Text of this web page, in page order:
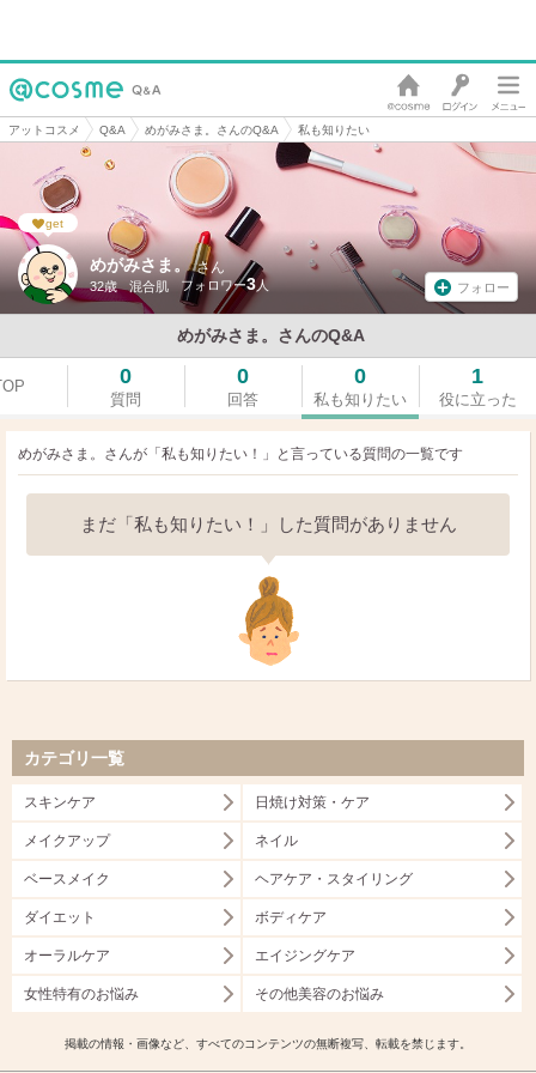
アットコスメ Q&A めがみさま。さんのQ&A 私も知りたい
めがみさま。 さん
32歳 混合肌 3 フォロー
めがみさま。さんのQ&A
get
0
質問
0
回答
0
私も知りたい
1
役に立った
めがみさま。さんが「私も知りたい！」と言っている質問の一覧です
まだ「私も知りたい！」した質問がありません
カテゴリ一覧
スキンケア 日焼け対策・ケア
メイクアップ ネイル
ベースメイク ヘアケア・スタイリング
ダイエット ボディケア
オーラルケア エイジングケア
女性特有のお悩み その他美容のお悩み
掲載の情報・画像など、すべてのコンテンツの無断複写、転載を禁じます。